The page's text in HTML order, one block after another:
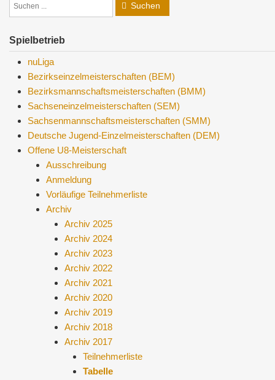
Suchen
Spielbetrieb
nuLiga
Bezirkseinzelmeisterschaften (BEM)
Bezirksmannschaftsmeisterschaften (BMM)
Sachseneinzelmeisterschaften (SEM)
Sachsenmannschaftsmeisterschaften (SMM)
Deutsche Jugend-Einzelmeisterschaften (DEM)
Offene U8-Meisterschaft
Ausschreibung
Anmeldung
Vorläufige Teilnehmerliste
Archiv
Archiv 2025
Archiv 2024
Archiv 2023
Archiv 2022
Archiv 2021
Archiv 2020
Archiv 2019
Archiv 2018
Archiv 2017
Teilnehmerliste
Tabelle